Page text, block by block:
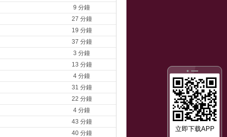
立即下载APP
9 分鐘
27 分鐘
19 分鐘
37 分鐘
3 分鐘
13 分鐘
4 分鐘
31 分鐘
22 分鐘
4 分鐘
43 分鐘
40 分鐘